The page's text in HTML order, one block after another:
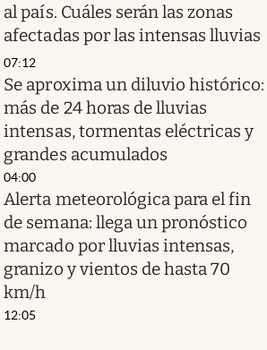
al país. Cuáles serán las zonas
afectadas por las intensas lluvias
07:12
Se aproxima un diluvio histórico:
más de 24 horas de lluvias
intensas, tormentas eléctricas y
grandes acumulados
04:00
Alerta meteorológica para el fin
de semana: llega un pronóstico
marcado por lluvias intensas,
granizo y vientos de hasta 70
km/h
12:05